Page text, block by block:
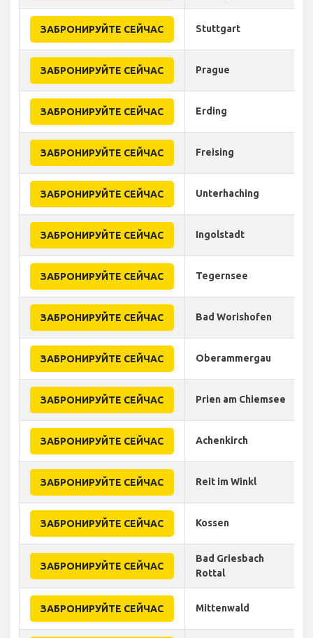
ЗАБРОНИРУЙТЕ СЕЙЧАС Stuttgart
ЗАБРОНИРУЙТЕ СЕЙЧАС Prague
ЗАБРОНИРУЙТЕ СЕЙЧАС Erding
ЗАБРОНИРУЙТЕ СЕЙЧАС Freising
ЗАБРОНИРУЙТЕ СЕЙЧАС Unterhaching
ЗАБРОНИРУЙТЕ СЕЙЧАС Ingolstadt
ЗАБРОНИРУЙТЕ СЕЙЧАС Tegernsee
ЗАБРОНИРУЙТЕ СЕЙЧАС Bad Worishofen
ЗАБРОНИРУЙТЕ СЕЙЧАС Oberammergau
ЗАБРОНИРУЙТЕ СЕЙЧАС Prien am Chiemsee
ЗАБРОНИРУЙТЕ СЕЙЧАС Achenkirch
ЗАБРОНИРУЙТЕ СЕЙЧАС Reit im Winkl
ЗАБРОНИРУЙТЕ СЕЙЧАС Kossen
ЗАБРОНИРУЙТЕ СЕЙЧАС
Bad Griesbach
Rottal
ЗАБРОНИРУЙТЕ СЕЙЧАС Mittenwald